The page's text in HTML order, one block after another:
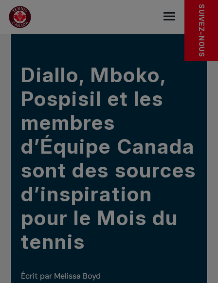
Sauter au menu principal
Sauter au contenu principal
Sauter au pied de page
Dans les nouvelles SUIVEZ-NOUS
Diallo, Mboko,
Pospisil et les
membres
d’Équipe Canada
sont des sources
d’inspiration
pour le Mois du
tennis
Écrit par Melissa Boyd